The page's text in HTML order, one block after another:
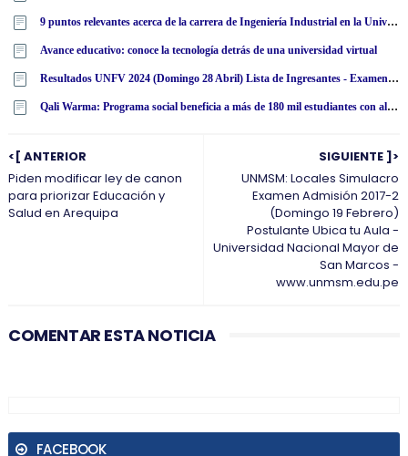
9 puntos relevantes acerca de la carrera de Ingeniería Industrial en la Universidad Tecnológica Latinoamericana en línea
Avance educativo: conoce la tecnología detrás de una universidad virtual
Resultados UNFV 2024 (Domingo 28 Abril) Lista de Ingresantes - Examen Admisión Ordinario y Extraordinario - Universidad Nacional Federico Villarreal - www·unfv·edu·pe
Qali Warma: Programa social beneficia a más de 180 mil estudiantes con alimentos nutritivos en San Martín
SIGUIENTE ]>
UNMSM: Locales Simulacro
Examen Admisión 2017-2
(Domingo 19 Febrero)
Postulante Ubica tu Aula -
Universidad Nacional Mayor de
San Marcos -
www.unmsm.edu.pe
<[ ANTERIOR
Piden modificar ley de canon
para priorizar Educación y
Salud en Arequipa
COMENTAR ESTA NOTICIA
FACEBOOK